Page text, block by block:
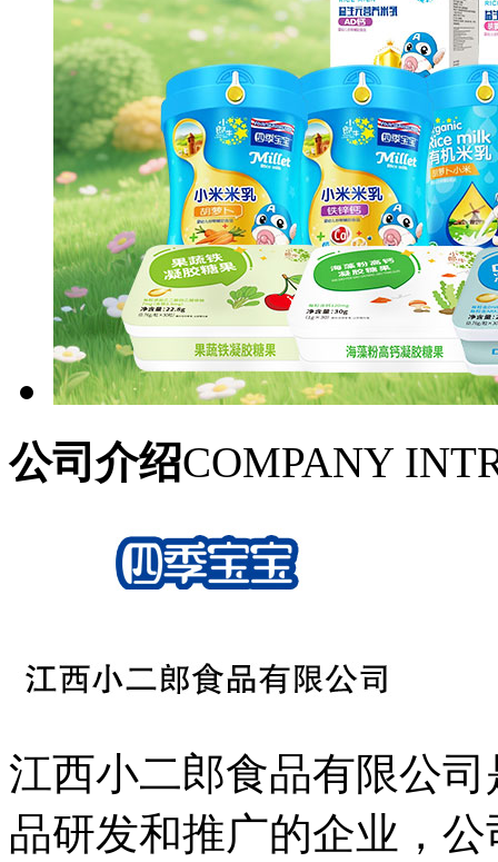
公司介绍COMPANY
江西小二郎食品有限公
品研发和推广的企业，